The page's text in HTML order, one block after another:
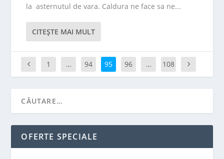
la asternutul de vara. Caldura ne face sa ne...
CITEŞTE MAI MULT
1 … 94 95 96 … 108
OFERTE SPECIALE